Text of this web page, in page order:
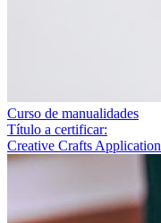
Curso de manualidades
Título a certificar:
Creative Crafts Application